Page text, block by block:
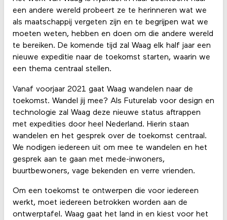
een andere wereld probeert ze te herinneren wat we
als maatschappij vergeten zijn en te begrijpen wat we
moeten weten, hebben en doen om die andere wereld
te bereiken. De komende tijd zal Waag elk half jaar een
nieuwe expeditie naar de toekomst starten, waarin we
een thema centraal stellen.
Vanaf voorjaar 2021 gaat Waag wandelen naar de
toekomst. Wandel jij mee? Als Futurelab voor design en
technologie zal Waag deze nieuwe status aftrappen
met expedities door heel Nederland. Hierin staan
wandelen en het gesprek over de toekomst centraal.
We nodigen iedereen uit om mee te wandelen en het
gesprek aan te gaan met mede-inwoners,
buurtbewoners, vage bekenden en verre vrienden.
Om een toekomst te ontwerpen die voor iedereen
werkt, moet iedereen betrokken worden aan de
ontwerptafel. Waag gaat het land in en kiest voor het